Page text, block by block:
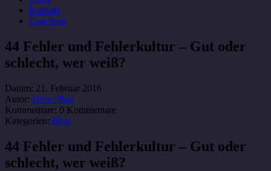
Kontakt
Coaching
44 Fehler und Fehlerkultur – Gut oder
schlecht, wer weiß?
Datum: 21. Februar 2016
Autor: Dieter Past
Kommentare: 0 Kommentare
Kategorien: Blog
44 Fehler und Fehlerkultur – Gut oder
schlecht, wer weiß?